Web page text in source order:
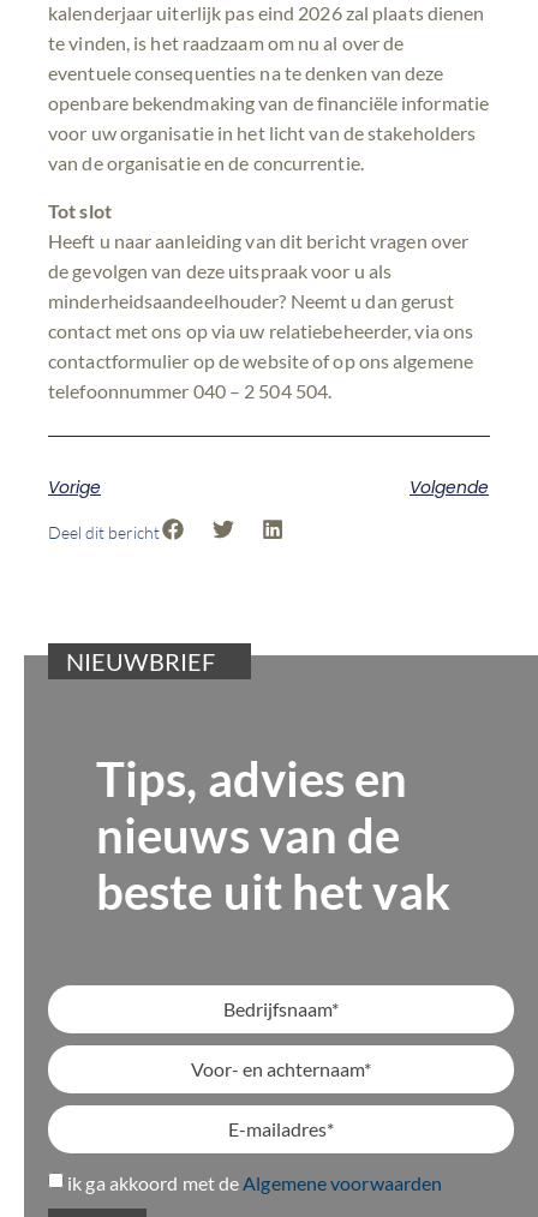
kalenderjaar uiterlijk pas eind 2026 zal plaats dienen
te vinden, is het raadzaam om nu al over de
eventuele consequenties na te denken van deze
openbare bekendmaking van de financiële informatie
voor uw organisatie in het licht van de stakeholders
van de organisatie en de concurrentie.
Tot slot
Heeft u naar aanleiding van dit bericht vragen over
de gevolgen van deze uitspraak voor u als
minderheidsaandeelhouder? Neemt u dan gerust
contact met ons op via uw relatiebeheerder, via ons
contactformulier op de website of op ons algemene
telefoonnummer 040 – 2 504 504.
Vorige Volgende
Deel dit bericht
NIEUWBRIEF
Tips, advies en
nieuws van de
beste uit het vak
ik ga akkoord met deAlgemene voorwaarden